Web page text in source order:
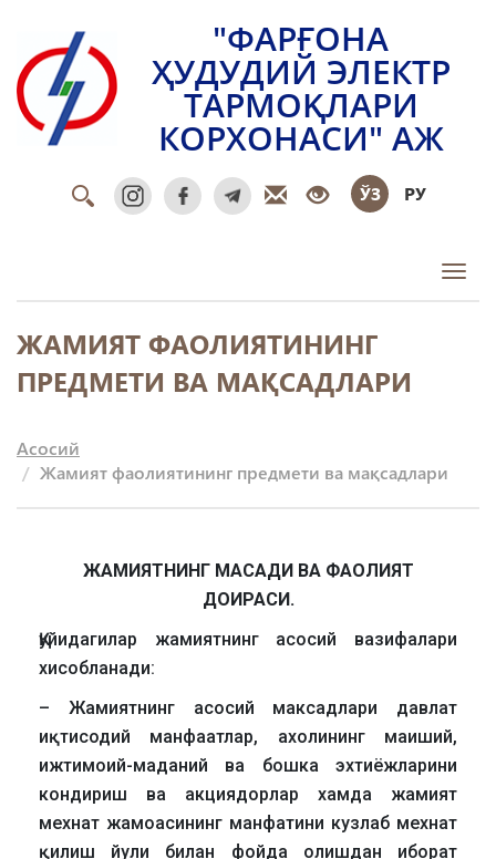
"ФАРҒОНА
ҲУДУДИЙ ЭЛЕКТР
ТАРМОҚЛАРИ
КОРХОНАСИ" АЖ
ЎЗ РУ
ЖАМИЯТ ФАОЛИЯТИНИНГ
ПРЕДМЕТИ ВА МАҚСАДЛАРИ
Асосий
Жамият фаолиятининг предмети ва мақсадлари
ЖАМИЯТНИНГ МАСАДИ ВА ФАОЛИЯТ
ДОИРАСИ.
Қуйидагилар жамиятнинг асосий вазифалари
хисобланади:
– Жамиятнинг асосий максадлари давлат
иқтисодий манфаатлар, ахолининг маиший,
ижтимоий-маданий ва бошка эхтиёжларини
кондириш ва акциядорлар хамда жамият
мехнат жамоасининг манфатини кузлаб мехнат
қилиш йули билан фойда олишдан иборат